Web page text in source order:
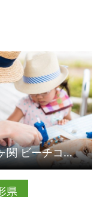
県
こちら
鼠ヶ関 ビーチコーミング＆貝殻アートクラフト（山形県鶴岡市）